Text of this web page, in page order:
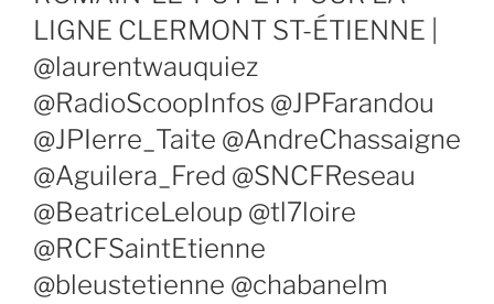
LIGNE CLERMONT ST-ÉTIENNE |
@laurentwauquiez
@RadioScoopInfos @JPFarandou
@JPIerre_Taite @AndreChassaigne
@Aguilera_Fred @SNCFReseau
@BeatriceLeloup @tl7loire
@RCFSaintEtienne
@bleustetienne @chabanelm